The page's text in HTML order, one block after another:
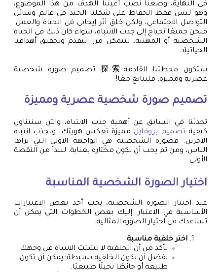
في النهاية، وضعنا نصب أعيننا الهدف من هذا الموضوع،
وهو ليس فقط الحفاظ على شكلنا الجيد في عالم وسائل
التواصل الاجتماعي، ولكن خلق أثر إيجابي في الحياة والعمل.
فنحن جميعًا نحتاج إلى جذب الانتباه، سواء كان ذلك في الحياة
الشخصية أو المهنية، لنتمكن من التقدم وتحقيق أهدافنا
الحياتية.
ستكون محطتنا القادمة探索 تصميم صورة شخصية
عصرية ومميزة، فلنتابع معًا!
تصميم صورة شخصية عصرية ومميزة
تحدثنا في السابق عن أهمية جذب الانتباه، والآن سنتناول
كيفية تصميم بروفايل مميزة تعكس هويتك، وتجذب انتباه
الآخرين. فصورة الشخصية هي الواجهة الأولى التي يراها
الناس، ومن ثم يجب أن تكون مختارة بعناية. لنبدأ من النقطة
الأولى.
اختيار الصورة الشخصية المناسبة
عند اختيار الصورة الشخصية، يجب أخذ بعض الاعتبارات
الأساسية في الاعتبار. إليك بعض الخطوات التي يمكن أن
تساعدك في اختيار الصورة المثالية:
اختر خلفية مناسبة:
تأكد من أن الخلفية لا تشتت الانتباه عن وجهك.
يفضل أن تكون الخلفية بسيطة؛ يمكن أن تكون
طبيعة أو حائطًا نخيلًا طبيعيًا.